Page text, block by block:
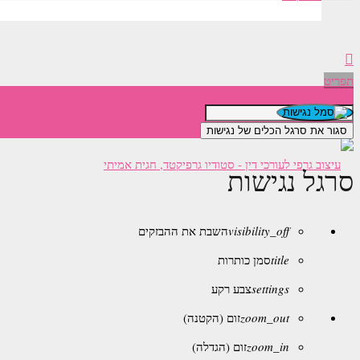
תפריט
סגור את סרגל הכלים של נגישות
סרגל נגישות
visibility_offהשבת את ההבזקים
titleסמן כותרות
settingsצבע רקע
zoom_outזום (הקטנה)
zoom_inזום (הגדלה)